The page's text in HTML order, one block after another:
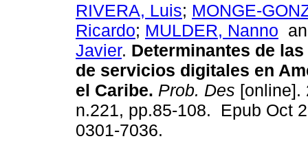
RIVERA, Luis; MONGE-
Ricardo; MULDER, Nanno
Javier. Determinantes de
de servicios digitales en
el Caribe. Prob. Des [online].
n.221, pp.85-108. Epub Oct
0301-7036.